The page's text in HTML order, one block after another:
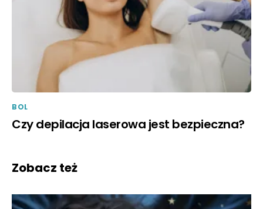
BOL
Czy depilacja laserowa jest bezpieczna?
Zobacz też